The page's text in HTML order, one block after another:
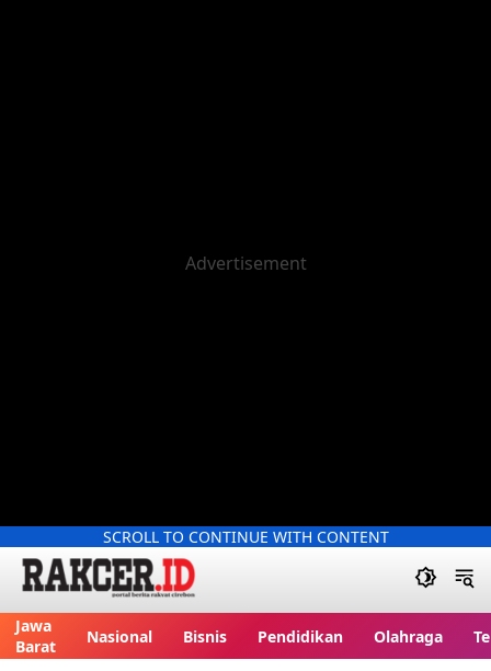
SCROLL TO CONTINUE WITH CONTENT
Jawa
Barat
Nasional Bisnis Pendidikan Olahraga